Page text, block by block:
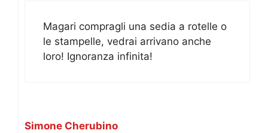
Magari compragli una sedia a rotelle o
le stampelle, vedrai arrivano anche
loro! Ignoranza infinita!
Simone Cherubino